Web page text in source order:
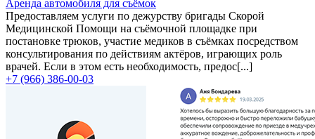
Аренда автомобиля для съёмок
Предоставляем услуги по дежурству бригады Скорой
Медицинской Помощи на съёмочной площадке при
постановке трюков, участие медиков в съёмках посредством
консультирования по действиям актёров, играющих роль
врачей. Если в этом есть необходимость, предос[...]
+7 (966) 386-00-03